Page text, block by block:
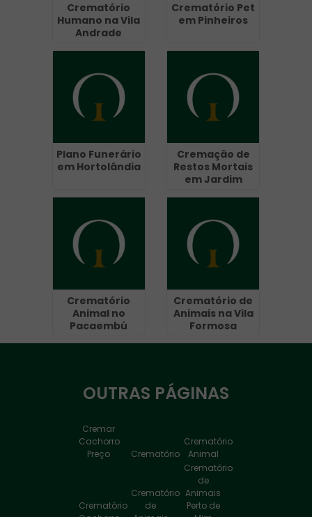
Crematório
Humano na Vila
Andrade
Crematório Pet
em Pinheiros
Plano Funerário
em Hortolândia
Cremação de
Restos Mortais
em Jardim
Guarulhos
Crematório
Animal no
Pacaembú
Crematório de
Animais na Vila
Formosa
OUTRAS PÁGINAS
Cremar
Cachorro
Preço
Crematório
Crematório
Animal
Crematório
Crematório
de
Crematório
de
Animais
Perto de